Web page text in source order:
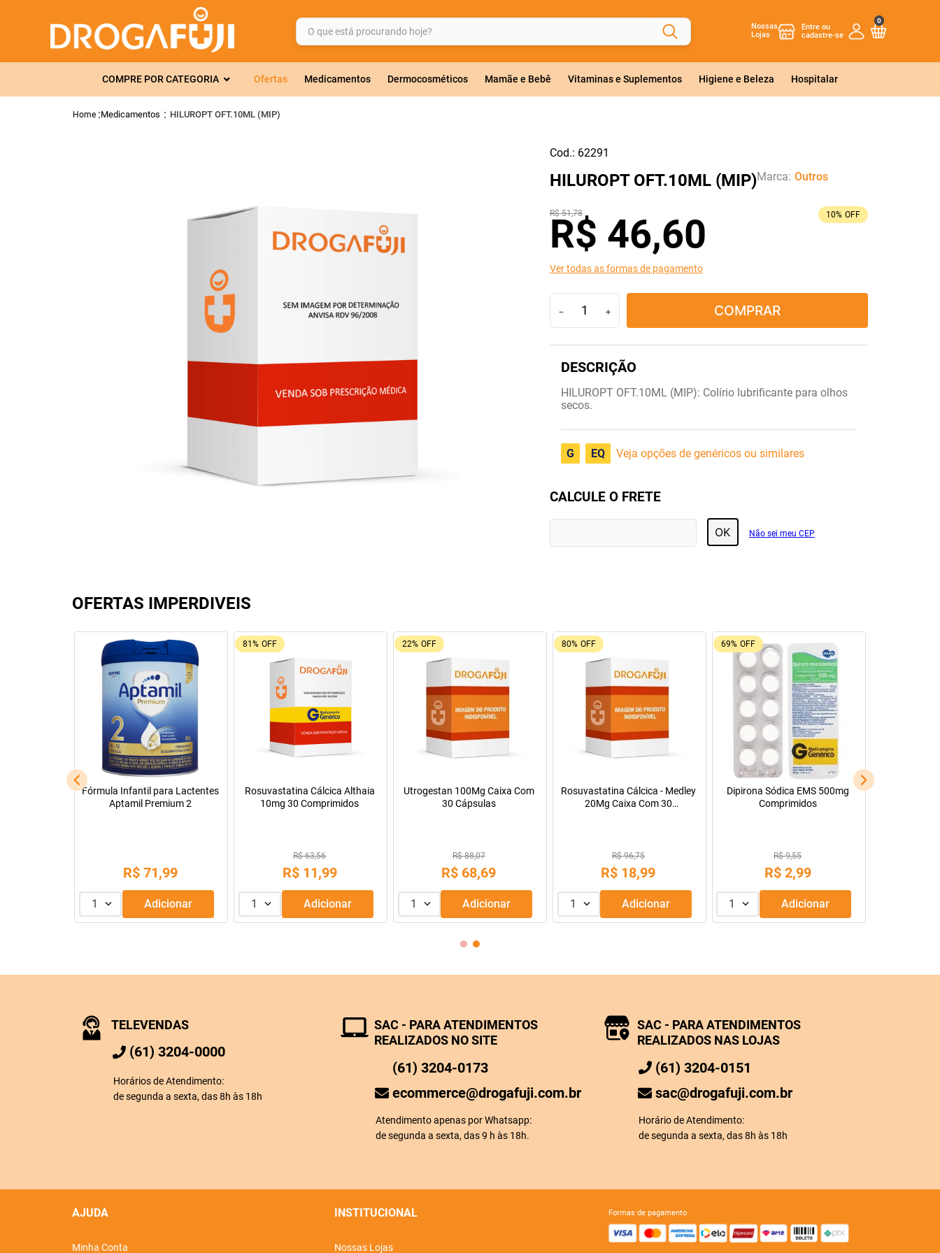
O que está procurando hoje?
Nossas
Lojas
0
COMPRE POR CATEGORIA Ofertas Medicamentos Dermocosméticos Mamãe e Bebê Vitaminas e Suplementos Higiene e Beleza Hospitalar
Medicamentos HILUROPT OFT.10ML (MIP)
Cod.: 62291
HILUROPT OFT.10ML (MIP)Marca: Outros
R$ 51,78
R$ 46,60 10% OFF
Ver todas as formas de pagamento
＋
－ COMPRAR
HILUROPT OFT.10ML (MIP): Colírio lubrificante para olhos
secos.
G EQ Veja opções de genéricos ou similares
CALCULE O FRETE
OK Não sei meu CEP
OFERTAS IMPERDIVEIS
Fórmula Infantil para Lactentes
Aptamil Premium 2
R$ 71,99
1 Adicionar
81% OFF
Rosuvastatina Cálcica Althaia
10mg 30 Comprimidos
R$ 63,56
R$ 11,99
1 Adicionar
22% OFF
Utrogestan 100Mg Caixa Com
30 Cápsulas
R$ 88,07
R$ 68,69
1 Adicionar
80% OFF
Rosuvastatina Cálcica - Medley
20Mg Caixa Com 30
R$ 96,75
R$ 18,99
1 Adicionar
69% OFF
Dipirona Sódica EMS 500mg
Comprimidos
R$ 9,55
R$ 2,99
1 Adicionar
TELEVENDAS
(61) 3204-0000
Horários de Atendimento:
de segunda a sexta, das 8h às 18h
SAC - PARA ATENDIMENTOS
REALIZADOS NO SITE
(61) 3204-0173
ecommerce@drogafuji.com.br
Atendimento apenas por Whatsapp:
de segunda a sexta, das 9 h às 18h.
SAC - PARA ATENDIMENTOS
REALIZADOS NAS LOJAS
(61) 3204-0151
sac@drogafuji.com.br
Horário de Atendimento:
de segunda a sexta, das 8h às 18h
AJUDA
Minha Conta
INSTITUCIONAL
Nossas Lojas
formas de pagamento
TERMOS MAIS BUSCADOS
2º
gelmax
6º
shampoo
dipirona